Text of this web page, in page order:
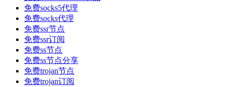
免费socks5代理
免费socks代理
免费ssr节点
免费ssr订阅
免费ss节点
免费ss节点分享
免费trojan节点
免费trojan订阅